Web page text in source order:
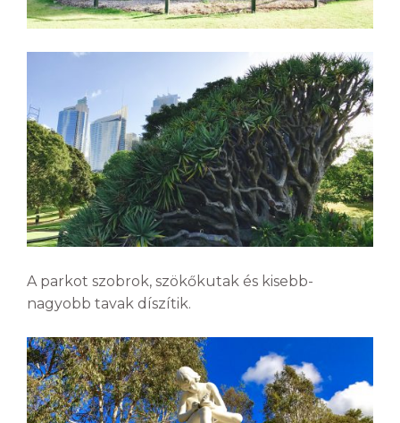
A parkot szobrok, szökőkutak és kisebb-
nagyobb tavak díszítik.